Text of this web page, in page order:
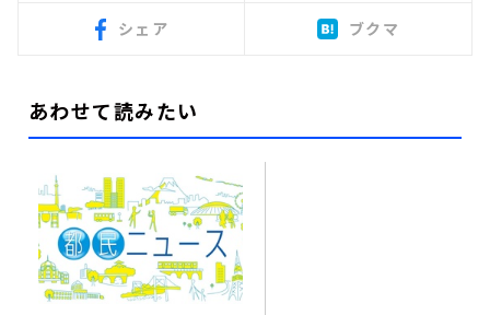
シェア ブクマ
あわせて読みたい